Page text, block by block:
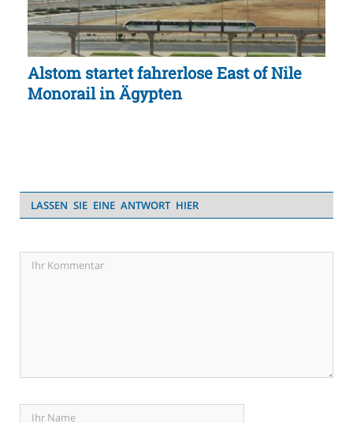
Alstom startet fahrerlose East of Nile
Monorail in Ägypten
LASSEN SIE EINE ANTWORT HIER